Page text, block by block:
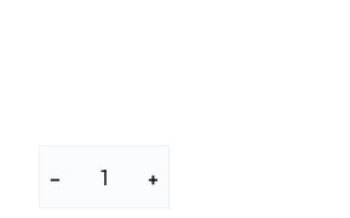
− +